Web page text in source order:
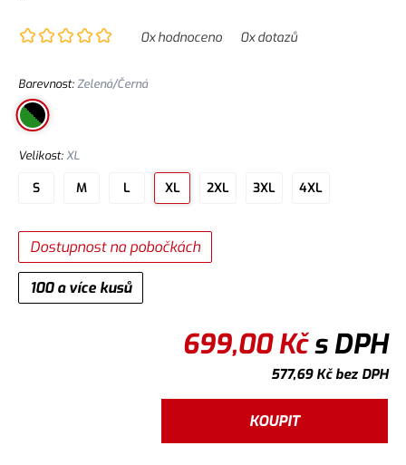
0x hodnoceno 0x dotazů
Barevnost:Zelená/Černá
Velikost:XL
S M L XL 2XL 3XL 4XL
100 a více kusů
Dostupnost na pobočkách
699,00Kčs DPH
577,69Kčbez DPH
KOUPIT